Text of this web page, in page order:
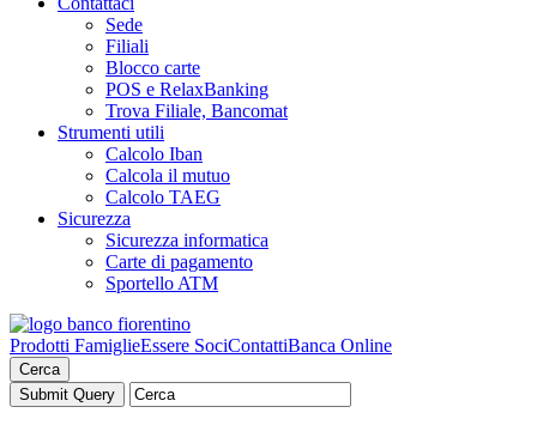
Sede
Filiali
Blocco carte
POS e RelaxBanking
Trova Filiale, Bancomat
Strumenti utili
Calcolo Iban
Calcola il mutuo
Calcolo TAEG
Sicurezza
Sicurezza informatica
Carte di pagamento
Sportello ATM
Prodotti FamiglieEssere SociContattiBanca Online
Cerca